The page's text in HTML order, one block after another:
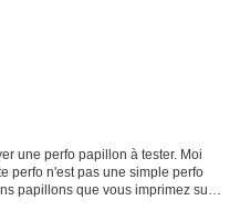
une perfo papillon à tester. Moi
perfo n'est pas une simple perfo
papillons que vous imprimez sur